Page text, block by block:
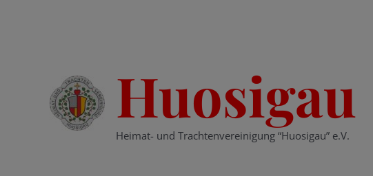
Huosigau
Heimat- und Trachtenvereinigung “Huosigau” e.V.